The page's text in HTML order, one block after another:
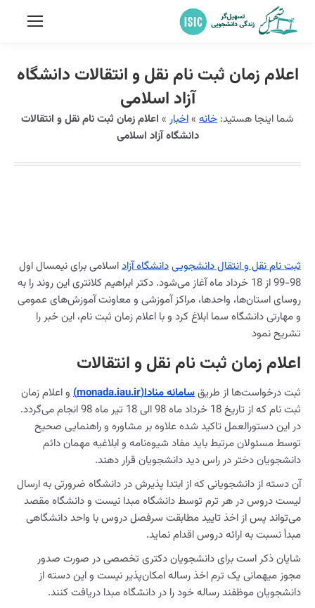
اعلام زمان ثبت نام نقل و انتقالات دانشگاه
آزاد اسلامی
شما اینجا هستید: خانه »اخبار » اعلام زمان ثبت نام نقل و انتقالات
دانشگاه آزاد اسلامی
ثبت نام نقل و انتقالدانشجوییدانشگاه آزاداسلامی برای نیمسال اول
98-99 از 18 خرداد ماه آغاز می‌شود. دکتر ابراهیم کلانتری این روند را به
روسای استان‌ها، واحدها، مراکز آموزشی و معاونت آموزش‌های عمومی
و مهارتی دانشگاه سما ابلاغ کرد و با اعلام زمان ثبت نام، این خبر را
تشریح نمود
اعلام زمان ثبت نام نقل و انتقالات
ثبت درخواست‌ها از طریقسامانه منادا(monada.iau.ir)
و اعلام زمان
ثبت نام که از تاریخ 18 خرداد ماه 98 الی 18 تیر ماه 98 انجام می‌گردد.
در این دستورالعمل تاکید شده علاوه بر مشاوره و راهنمایی صحیح
توسط مسئولان مرتبط باید مفاد شیوه‌نامه و ابلاغیه مهمان دائم
دانشجویان دختر در راس دید دانشجویان قرار دهند.
آن دسته از دانشجویانی که از ابتدا پذیرش در دانشگاه ضرورتی به ارسال
لیست دروس در هر ترم توسط دانشگاه مبدا نیست و دانشگاه مقصد
می‌تواند پس از اخذ تایید مطابقت سرفصل دروس با واحد دانشگاهی
مبدأ نسبت به ارائه دروس اقدام نماید.
شایان ذکر است برای دانشجویان دکتری تخصصی در صورت صدور
مجوز میهمانی یک ترم اخذ رساله امکان‌پذیر نیست و این دسته از
دانشجویان موظفند رساله خود را در دانشگاه مبدا دریافت کنند.